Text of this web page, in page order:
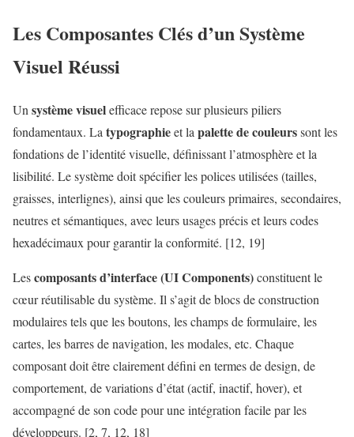
Les Composantes Clés d’unSystème
Visuel Réussi
Un système visuelefficace repose sur plusieurs piliers
fondamentaux. La typographieet la palette de couleurssont les
fondations de l’identité visuelle, définissant l’atmosphère et la
lisibilité. Le système doit spécifier les polices utilisées (tailles,
graisses, interlignes), ainsi que les couleurs primaires, secondaires,
neutres et sémantiques, avec leurs usages précis et leurs codes
hexadécimaux pour garantir la conformité. [12, 19]
Lescomposants d’interface (UI Components)constituent le
cœur réutilisable du système. Il s’agit de blocs de construction
modulaires tels que les boutons, les champs de formulaire, les
cartes, les barres de navigation, les modales, etc. Chaque
composant doit être clairement défini en termes de design, de
comportement, de variations d’état (actif, inactif, hover), et
accompagné de son code pour une intégration facile par les
développeurs. [2, 7, 12, 18]